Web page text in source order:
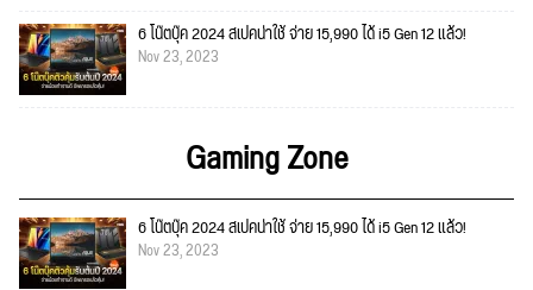
6 โน๊ตบุ๊ค 2024 สเปคน่าใช้ จ่าย 15,990 ได้ i5 Gen 12 แล้ว!
Nov 23, 2023
Gaming Zone
6 โน๊ตบุ๊ค 2024 สเปคน่าใช้ จ่าย 15,990 ได้ i5 Gen 12 แล้ว!
Nov 23, 2023